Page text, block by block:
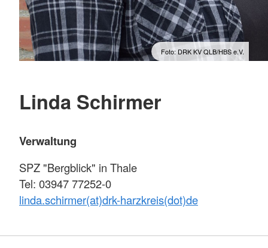
Foto: DRK KV QLB/HBS e.V.
Linda Schirmer
Verwaltung
SPZ "Bergblick" in Thale
Tel: 03947 77252-0
linda.schirmer(at)drk-harzkreis(dot)de